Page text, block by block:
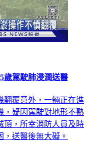
駕駛肺浸潤送醫
翻覆意外，一輛正在進
，疑因駕駛對地形不熟
頂，所幸消防人員及時
送醫後無大礙。